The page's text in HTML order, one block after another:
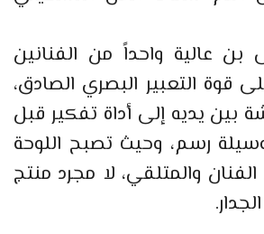
عالية واحداً من الفنانين
قوة التعبير البصري الصادق،
بين يديه إلى أداة تفكير قبل
رسم، وحيث تصبح اللوحة
والمتلقي، لا مجرد منتج